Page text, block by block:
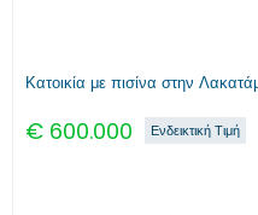
Κατοικία με πισίνα στην
€ 600.000 Ενδεικτική Τιμή